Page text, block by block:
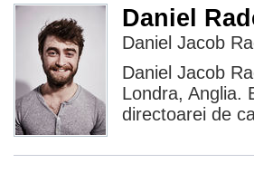
Daniel
Daniel Jacob
Daniel Jacob
Londra, Anglia.
directoarei de